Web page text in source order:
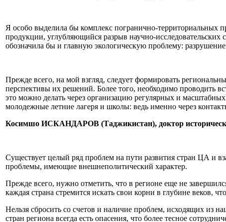
Я особо выделила бы комплекс погранично-территориальных
продукции, углубляющийся разрыв научно-
обозначила бы и главную экологическую проблему:
Прежде всего, на мой взгляд, следует формировать
перспективы их решений. Более того, необходимо проводить
это можно делать через организацию регулярных и
молодежные летние лагеря и школы: ведь именно через
Косимшо ИСКАНДАРОВ (Таджикистан), доктор
Существует целый ряд проблем на пути развития стран ЦА и
проблемы, имеющие внешнеполитический характер.
Прежде всего, нужно отметить, что в регионе еще не
каждая страна стремится искать свои корни в глубине веков,
Нельзя сбросить со счетов и наличие проблем, исходящих из
стран региона всегда есть опасения, что более тесное